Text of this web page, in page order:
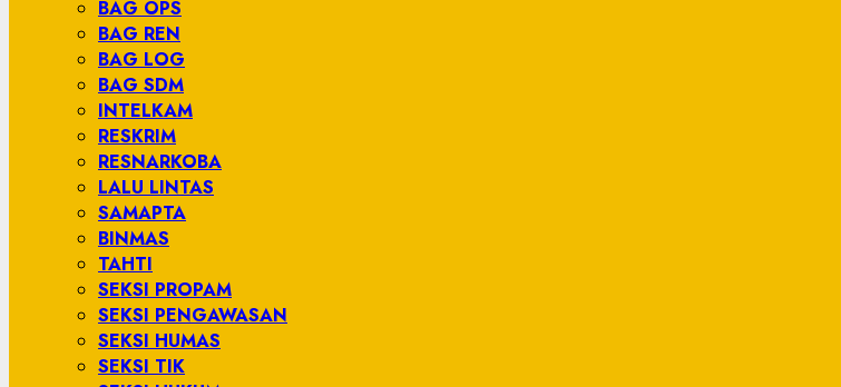
BAG OPS
BAG REN
BAG LOG
BAG SDM
INTELKAM
RESKRIM
RESNARKOBA
LALU LINTAS
SAMAPTA
BINMAS
TAHTI
SEKSI PROPAM
SEKSI PENGAWASAN
SEKSI HUMAS
SEKSI TIK